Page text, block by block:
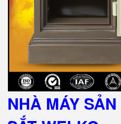
NHÀ MÁY